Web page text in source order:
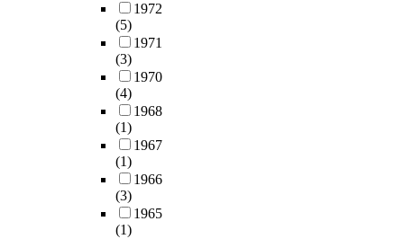
1972
(5)
1971
(3)
1970
(4)
1968
(1)
1967
(1)
1966
(3)
1965
(1)